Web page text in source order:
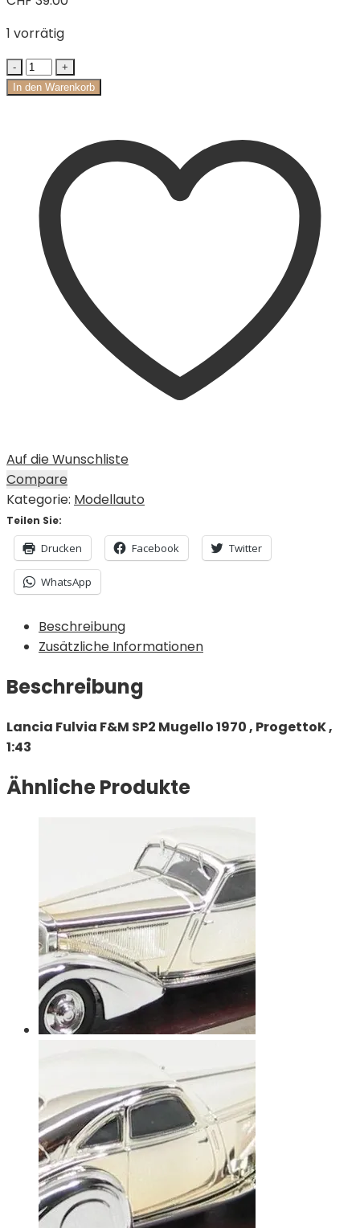
1 vorrätig
In den Warenkorb
Auf die Wunschliste
Compare
Kategorie: Modellauto
Teilen Sie:
Drucken Facebook Twitter
WhatsApp
Beschreibung
Zusätzliche Informationen
Beschreibung
Lancia Fulvia F&M SP2 Mugello 1970 , ProgettoK ,
1:43
Ähnliche Produkte